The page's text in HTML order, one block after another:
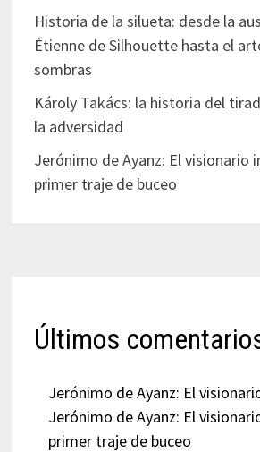
Historia de la silueta: desde la
Étienne de Silhouette hasta el
sombras
Károly Takács: la historia del
la adversidad
Jerónimo de Ayanz: El visionario
primer traje de buceo
Últimos
Jerónimo de Ayanz: El
Jerónimo de Ayanz: El
primer traje de buceo